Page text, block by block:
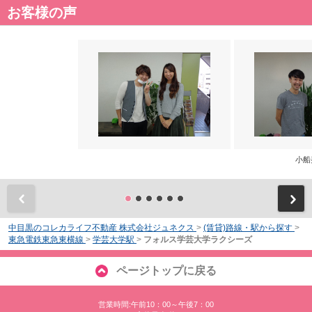
お客様の声
小船
中目黒のコレカライフ不動産 株式会社ジュネクス > (賃貸)路線・駅から探す >
東急電鉄東急東横線 > 学芸大学駅 > フォルス学芸大学ラクシーズ
ページトップに戻る
営業時間:午前10：00～午後7：00